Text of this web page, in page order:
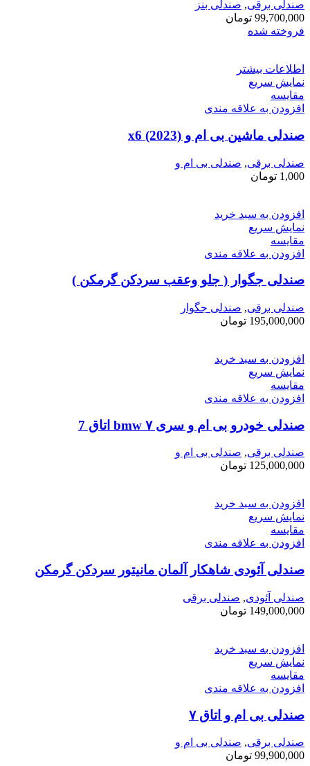
صندلی برقی, صندلی بنز
99,700,000 تومان
فروخته شده
اطلاعات بیشتر
نمایش سریع
مقايسه
افزودن به علاقه مندی
صندلی ماشین بی ام و x6 (2023)
صندلی برقی, صندلی بی ام و
1,000 تومان
افزودن به سبد خرید
نمایش سریع
مقايسه
افزودن به علاقه مندی
صندلی جگوار ( جلو وعقب سردکن گرمکن )
صندلی برقی, صندلی جگوار
195,000,000 تومان
افزودن به سبد خرید
نمایش سریع
مقايسه
افزودن به علاقه مندی
صندلی خودرو بی ام و سری ۷ bmw اتاق ‌7
صندلی برقی, صندلی بی ام و
125,000,000 تومان
افزودن به سبد خرید
نمایش سریع
مقايسه
افزودن به علاقه مندی
صندلی آئودی شاهکار آلمان مانیتور سردکن گرمکن
صندلی آئودی, صندلی برقی
149,000,000 تومان
افزودن به سبد خرید
نمایش سریع
مقايسه
افزودن به علاقه مندی
صندلی بی ام و اتاق ۷
صندلی برقی, صندلی بی ام و
99,900,000 تومان